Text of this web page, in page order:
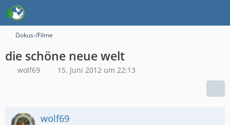
Dokus-/Filme
die schöne neue welt
wolf69 15. Juni 2012 um 22:13
wolf69